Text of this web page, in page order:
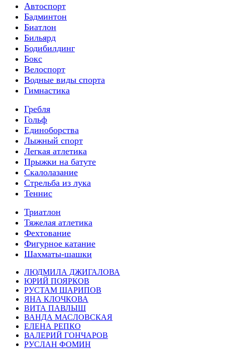
Автоспорт
Бадминтон
Биатлон
Бильярд
Бодибилдинг
Бокс
Велоспорт
Водные виды спорта
Гимнастика
Гребля
Гольф
Единоборства
Лыжный спорт
Легкая атлетика
Прыжки на батуте
Скалолазание
Стрельба из лука
Теннис
Триатлон
Тяжелая атлетика
Фехтование
Фигурное катание
Шахматы-шашки
ЛЮДМИЛА ДЖИГАЛОВА
ЮРИЙ ПОЯРКОВ
РУСТАМ ШАРИПОВ
ЯНА КЛОЧКОВА
ВИТА ПАВЛЫШ
ВАНДА МАСЛОВСКАЯ
ЕЛЕНА РЕПКО
ВАЛЕРИЙ ГОНЧАРОВ
РУСЛАН ФОМИН